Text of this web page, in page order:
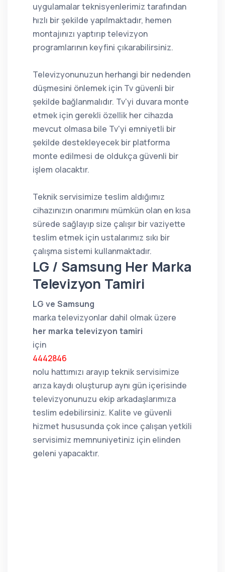
uygulamalar teknisyenlerimiz tarafından
hızlı bir şekilde yapılmaktadır, hemen
montajınızı yaptırıp televizyon
programlarının keyfini çıkarabilirsiniz.
Televizyonunuzun herhangi bir nedenden
düşmesini önlemek için Tv güvenli bir
şekilde bağlanmalıdır. Tv'yi duvara monte
etmek için gerekli özellik her cihazda
mevcut olmasa bile Tv'yi emniyetli bir
şekilde destekleyecek bir platforma
monte edilmesi de oldukça güvenli bir
işlem olacaktır.
Teknik servisimize teslim aldığımız
cihazınızın onarımını mümkün olan en kısa
sürede sağlayıp size çalışır bir vaziyette
teslim etmek için ustalarımız sıkı bir
çalışma sistemi kullanmaktadır.
LG / Samsung Her Marka
Televizyon Tamiri
LG ve Samsung
marka televizyonlar dahil olmak üzere
her marka televizyon tamiri
için
4442846
nolu hattımızı arayıp teknik servisimize
arıza kaydı oluşturup aynı gün içerisinde
televizyonunuzu ekip arkadaşlarımıza
teslim edebilirsiniz. Kalite ve güvenli
hizmet hususunda çok ince çalışan yetkili
servisimiz memnuniyetiniz için elinden
geleni yapacaktır.